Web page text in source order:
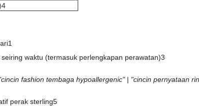
4
1
waktu (termasuk perlengkapan perawatan)3
fashion tembaga hypoallergenic" | "cincin pernyataan
perak sterling5